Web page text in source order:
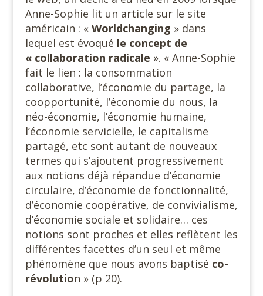
Anne-Sophie lit un article sur le site
américain : « Worldchanging » dans
lequel est évoqué le concept de
« collaboration radicale ». « Anne-Sophie
fait le lien : la consommation
collaborative, l’économie du partage, la
coopportunité, l’économie du nous, la
néo-économie, l’économie humaine,
l’économie servicielle, le capitalisme
partagé, etc sont autant de nouveaux
termes qui s’ajoutent progressivement
aux notions déjà répandue d’économie
circulaire, d’économie de fonctionnalité,
d’économie coopérative, de convivialisme,
d’économie sociale et solidaire… ces
notions sont proches et elles reflètent les
différentes facettes d’un seul et même
phénomène que nous avons baptisé co-
révolution » (p 20).